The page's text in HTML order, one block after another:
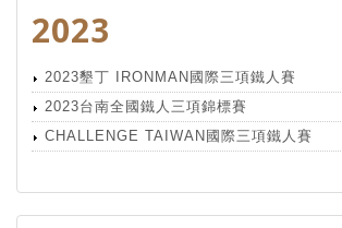
2023
2023墾丁 IRONMAN國際三項鐵人賽
2023台南全國鐵人三項錦標賽
CHALLENGE TAIWAN國際三項鐵人賽